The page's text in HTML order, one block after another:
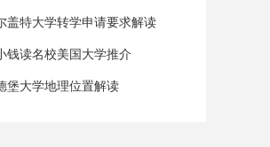
盖特大学转学申请要求解读
钱读名校美国大学推介
堡大学地理位置解读